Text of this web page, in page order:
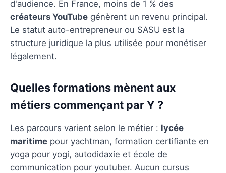
d'audience. En France, moins de 1 % des
créateurs YouTube génèrent un revenu principal.
Le statut auto-entrepreneur ou SASU est la
structure juridique la plus utilisée pour monétiser
légalement.
Quelles formations mènent aux
métiers commençant par Y ?
Les parcours varient selon le métier : lycée
maritime pour yachtman, formation certifiante en
yoga pour yogi, autodidaxie et école de
communication pour youtuber. Aucun cursus